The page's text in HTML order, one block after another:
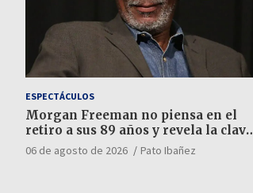
ESPECTÁCULOS
Morgan Freeman no piensa en el
retiro a sus 89 años y revela la clave
para elegir sus trabajos
06 de agosto de 2026 Pato Ibañez